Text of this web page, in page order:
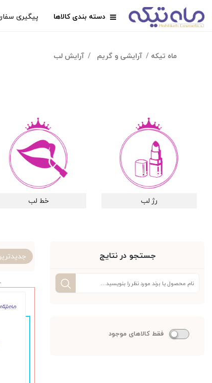
دسته بندی کالاها پیگیری
ماه تیکه آرایشی و گریم آرایش لب
رژ لب خط لب
جستجو در نتایج
فقط کالاهای موجود